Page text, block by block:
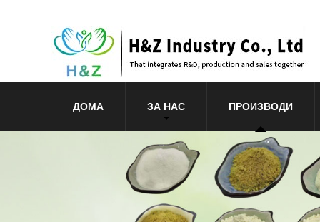
ДОМА ЗА НАС ПРОИЗВОДИ